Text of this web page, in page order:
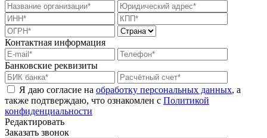
Контактная информация
Банковские реквизиты
Я даю согласие на обработку персональных данных, а
также подтверждаю, что ознакомлен с Политикой
конфиденциальности
Редактировать
Заказать звонок